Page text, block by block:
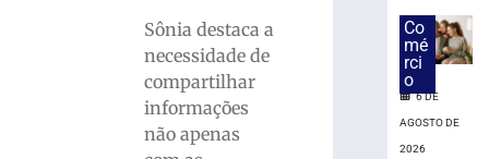
Sônia destaca a
necessidade de
compartilhar
informações
não apenas
Co
mé
rci
o
6 DE
AGOSTO DE
2026